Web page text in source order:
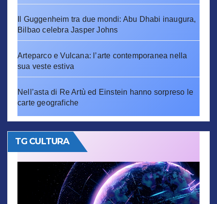
Il Guggenheim tra due mondi: Abu Dhabi inaugura,
Bilbao celebra Jasper Johns
Arteparco e Vulcana: l’arte contemporanea nella
sua veste estiva
Nell’asta di Re Artù ed Einstein hanno sorpreso le
carte geografiche
TG CULTURA